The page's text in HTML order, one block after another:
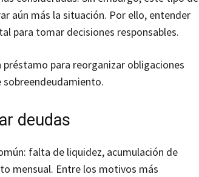
aún más la situación. Por ello, entender
para tomar decisiones responsables.
para reorganizar obligaciones
sobreendeudamiento.
deudas
falta de liquidez, acumulación de
mensual. Entre los motivos más